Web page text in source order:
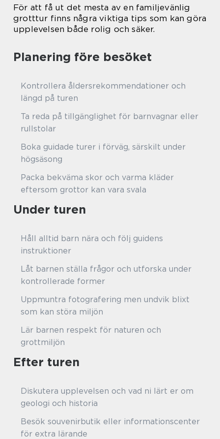
För att få ut det mesta av en familjevänlig
grotttur finns några viktiga tips som kan göra
upplevelsen både rolig och säker.
Planering före besöket
Kontrollera åldersrekommendationer och
längd på turen
Ta reda på tillgänglighet för barnvagnar eller
rullstolar
Boka guidade turer i förväg, särskilt under
högsäsong
Packa bekväma skor och varma kläder
eftersom grottor kan vara svala
Under turen
Håll alltid barn nära och följ guidens
instruktioner
Låt barnen ställa frågor och utforska under
kontrollerade former
Uppmuntra fotografering men undvik blixt
som kan störa miljön
Lär barnen respekt för naturen och
grottmiljön
Efter turen
Diskutera upplevelsen och vad ni lärt er om
geologi och historia
Besök souvenirbutik eller informationscenter
för extra lärande